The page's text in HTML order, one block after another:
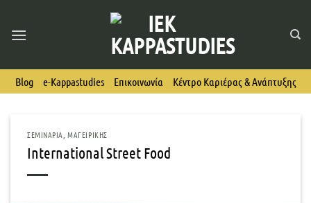
content
Blog e-Kappastudies Επικοινωνία Κέντρο Καριέρας & Ανάπτυξης
ΣΕΜΙΝΆΡΙΑ ,ΜΑΓΕΙΡΙΚΉΣ
International Street Food